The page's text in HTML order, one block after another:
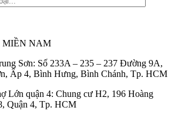
MIỀN NAM
Sơn: Số 233A – 235 – 237 Đường 9A,
Ấp 4, Bình Hưng, Bình Chánh, Tp. HCM
Lớn quận 4: Chung cư H2, 196 Hoàng
Quận 4, Tp. HCM